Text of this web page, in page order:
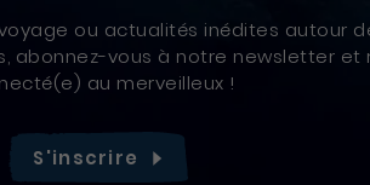
ou actualités inédites autour
abonnez-vous à notre newsletter et
au merveilleux !
S'inscrire